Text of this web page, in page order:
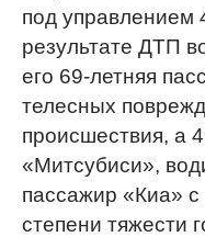
под
результате ДТП
его 69-летняя
телесных
происшествия, а
«Митсубиси»,
пассажир «Киа»
степени тяжести